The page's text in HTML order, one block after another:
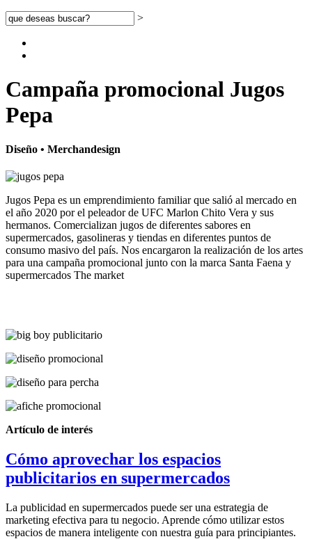
>
Campaña promocional Jugos
Pepa
Diseño • Merchandesign
Jugos Pepa es un emprendimiento familiar que salió al mercado en
el año 2020 por el peleador de UFC Marlon Chito Vera y sus
hermanos. Comercializan jugos de diferentes sabores en
supermercados, gasolineras y tiendas en diferentes puntos de
consumo masivo del país. Nos encargaron la realización de los artes
para una campaña promocional junto con la marca Santa Faena y
supermercados The market
Artículo de interés
Cómo aprovechar los espacios
publicitarios en supermercados
La publicidad en supermercados puede ser una estrategia de
marketing efectiva para tu negocio. Aprende cómo utilizar estos
espacios de manera inteligente con nuestra guía para principiantes.